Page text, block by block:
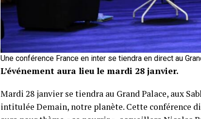
Une conférence France en inter se tiendra en direct au
L’événement aura lieu le mardi 28 janvier.
Mardi 28 janvier se tiendra au Grand Palace, aux
intitulée Demain, notre planète. Cette conférence